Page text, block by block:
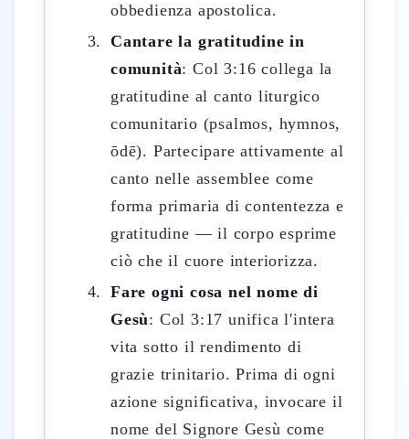
obbedienza apostolica.
Cantare la gratitudine in
comunità: Col 3:16 collega la
gratitudine al canto liturgico
comunitario (psalmos, hymnos,
ōdē). Partecipare attivamente al
canto nelle assemblee come
forma primaria di contentezza e
gratitudine — il corpo esprime
ciò che il cuore interiorizza.
Fare ogni cosa nel nome di
Gesù: Col 3:17 unifica l'intera
vita sotto il rendimento di
grazie trinitario. Prima di ogni
azione significativa, invocare il
nome del Signore Gesù come